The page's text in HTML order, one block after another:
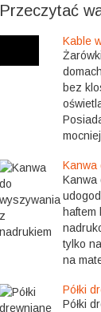
Przeczytać
Kable
bez
Kanwa
Kanwa
tylko
na
Półki
Półki